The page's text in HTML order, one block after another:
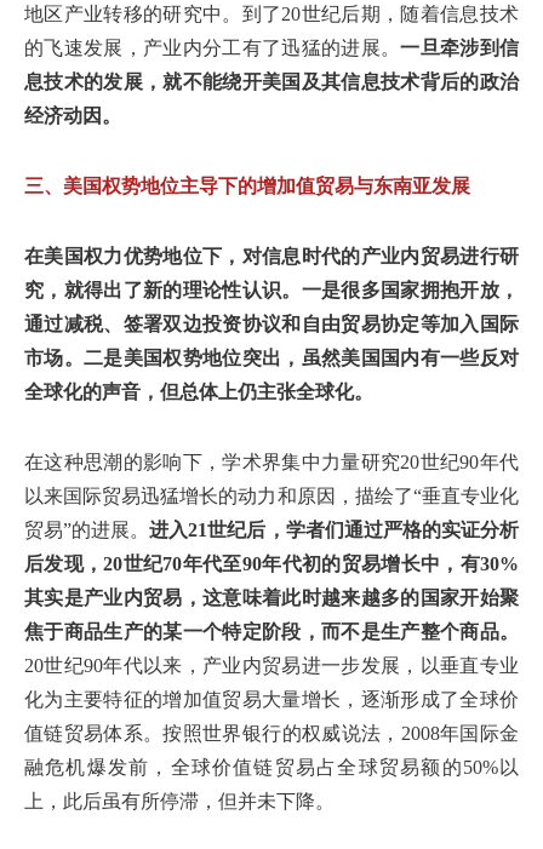
地区产业转移的研究中。到了20世纪后期，随着信息技术
的飞速发展，产业内分工有了迅猛的进展。一旦牵涉到信
息技术的发展，就不能绕开美国及其信息技术背后的政治
经济动因。
三、美国权势地位主导下的增加值贸易与东南亚发展
在美国权力优势地位下，对信息时代的产业内贸易进行研
究，就得出了新的理论性认识。一是很多国家拥抱开放，
通过减税、签署双边投资协议和自由贸易协定等加入国际
市场。二是美国权势地位突出，虽然美国国内有一些反对
全球化的声音，但总体上仍主张全球化。
在这种思潮的影响下，学术界集中力量研究20世纪90年代
以来国际贸易迅猛增长的动力和原因，描绘了“垂直专业化
贸易”的进展。进入21世纪后，学者们通过严格的实证分析
后发现，20世纪70年代至90年代初的贸易增长中，有30%
其实是产业内贸易，这意味着此时越来越多的国家开始聚
焦于商品生产的某一个特定阶段，而不是生产整个商品。
20世纪90年代以来，产业内贸易进一步发展，以垂直专业
化为主要特征的增加值贸易大量增长，逐渐形成了全球价
值链贸易体系。按照世界银行的权威说法，2008年国际金
融危机爆发前，全球价值链贸易占全球贸易额的50%以
上，此后虽有所停滞，但并未下降。